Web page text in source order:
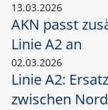
13.03.2026
AKN passt
Linie A2 an
02.03.2026
Linie A2:
zwischen